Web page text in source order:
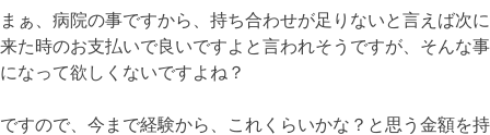
まぁ、病院の事ですから、持ち合わせが足りないと言えば次に
来た時のお支払いで良いですよと言われそうですが、そんな事
になって欲しくないですよね？
ですので、今まで経験から、これくらいかな？と思う金額を持